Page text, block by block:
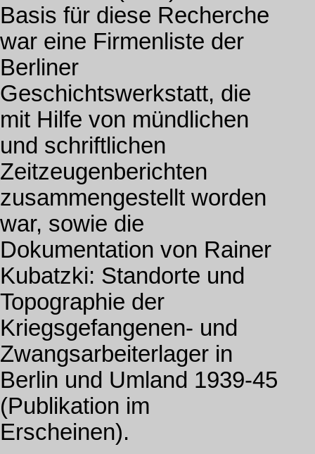
Basis für diese Recherche
war eine Firmenliste der
Berliner
Geschichtswerkstatt, die
mit Hilfe von mündlichen
und schriftlichen
Zeitzeugenberichten
zusammengestellt worden
war, sowie die
Dokumentation von Rainer
Kubatzki: Standorte und
Topographie der
Kriegsgefangenen- und
Zwangsarbeiterlager in
Berlin und Umland 1939-45
(Publikation im
Erscheinen).